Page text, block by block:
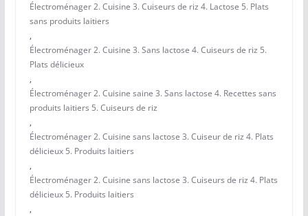
Électroménager 2. Cuisine 3. Cuiseurs de riz 4. Lactose 5. Plats
sans produits laitiers
,
Électroménager 2. Cuisine 3. Sans lactose 4. Cuiseurs de riz 5.
Plats délicieux
,
Électroménager 2. Cuisine saine 3. Sans lactose 4. Recettes sans
produits laitiers 5. Cuiseurs de riz
,
Électroménager 2. Cuisine sans lactose 3. Cuiseur de riz 4. Plats
délicieux 5. Produits laitiers
,
Électroménager 2. Cuisine sans lactose 3. Cuiseurs de riz 4. Plats
délicieux 5. Produits laitiers
,